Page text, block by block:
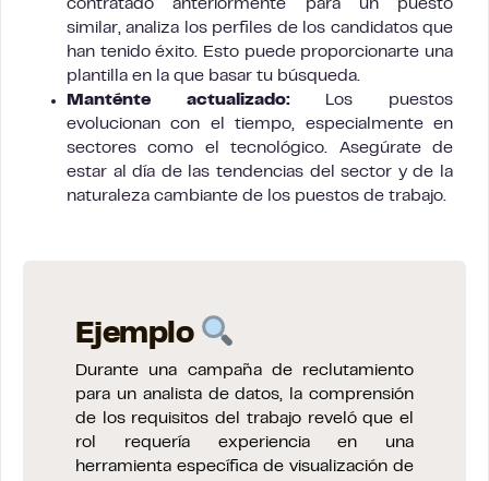
contratado anteriormente para un puesto
similar, analiza los perfiles de los candidatos que
han tenido éxito. Esto puede proporcionarte una
plantilla en la que basar tu búsqueda.
Manténte actualizado:Los puestos
evolucionan con el tiempo, especialmente en
sectores como el tecnológico. Asegúrate de
estar al día de las tendencias del sector y de la
naturaleza cambiante de los puestos de trabajo.
Ejemplo
Durante una campaña de reclutamiento
para un analista de datos, la comprensión
de los requisitos del trabajo reveló que el
rol requería experiencia en una
herramienta específica de visualización de